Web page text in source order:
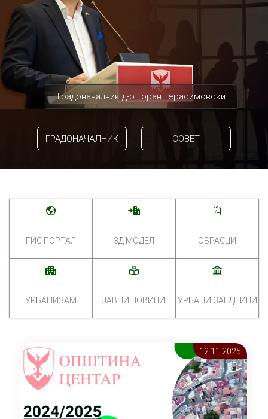
Градоначалник д-р Горан Герасимовски
ГРАДОНАЧАЛНИК СОВЕТ
ГИС ПОРТАЛ 3Д МОДЕЛ ОБРАСЦИ
УРБАНИЗАМ ЈАВНИ ПОВИЦИ УРБАНИ ЗАЕДНИЦИ
12.11 2025